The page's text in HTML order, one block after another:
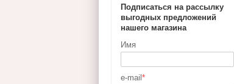
Подписаться на рассылку
выгодных предложений
нашего магазина
Имя
e-mail *